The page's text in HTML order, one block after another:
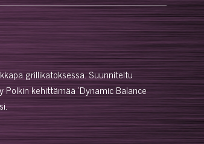
grillikatoksessa. Suunniteltu
kehittämää 'Dynamic Balance